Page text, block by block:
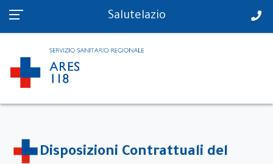
PS in tempo reale Salutelazio
Disposizioni Contrattuali del